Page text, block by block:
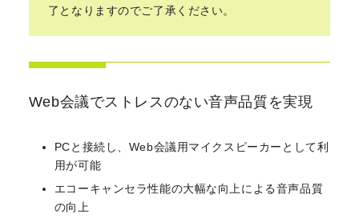
了となりますのでご了承ください。
Web会議でストレスのない音声品質を実現
PCと接続し、Web会議用マイクスピーカーとして利
用が可能
エコーキャンセラ性能の大幅な向上による音声品質
の向上